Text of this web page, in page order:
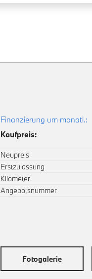
Finanzierung um monatl.:
Kaufpreis:
Neupreis
Erstzulassung
Kilometer
Angebotsnummer
Fotogalerie